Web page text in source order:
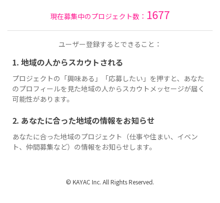
現在募集中のプロジェクト数： 1677
ユーザー登録するとできること：
1. 地域の人からスカウトされる
プロジェクトの「興味ある」「応募したい」を押すと、あなた
のプロフィールを見た地域の人からスカウトメッセージが届く
可能性があります。
2. あなたに合った地域の情報をお知らせ
あなたに合った地域のプロジェクト（仕事や住まい、イベン
ト、仲間募集など）の情報をお知らせします。
© KAYAC Inc. All Rights Reserved.